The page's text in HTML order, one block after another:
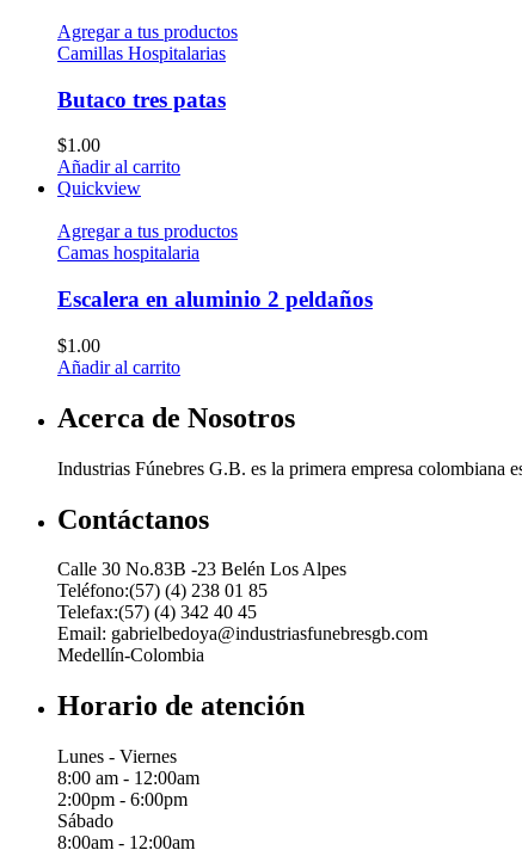
Agregar a tus productos
Camillas Hospitalarias
Butaco tres patas
$1.00
Añadir al carrito
Quickview
Agregar a tus productos
Camas hospitalaria
Escalera en aluminio 2 peldaños
$1.00
Añadir al carrito
Acerca de Nosotros
Industrias Fúnebres G.B. es la primera empresa colombiana
Contáctanos
Calle 30 No.83B -23 Belén Los Alpes
Teléfono:(57) (4) 238 01 85
Telefax:(57) (4) 342 40 45
Email: gabrielbedoya@industriasfunebresgb.com
Medellín-Colombia
Horario de atención
Lunes - Viernes
8:00 am - 12:00am
2:00pm - 6:00pm
Sábado
8:00am - 12:00am